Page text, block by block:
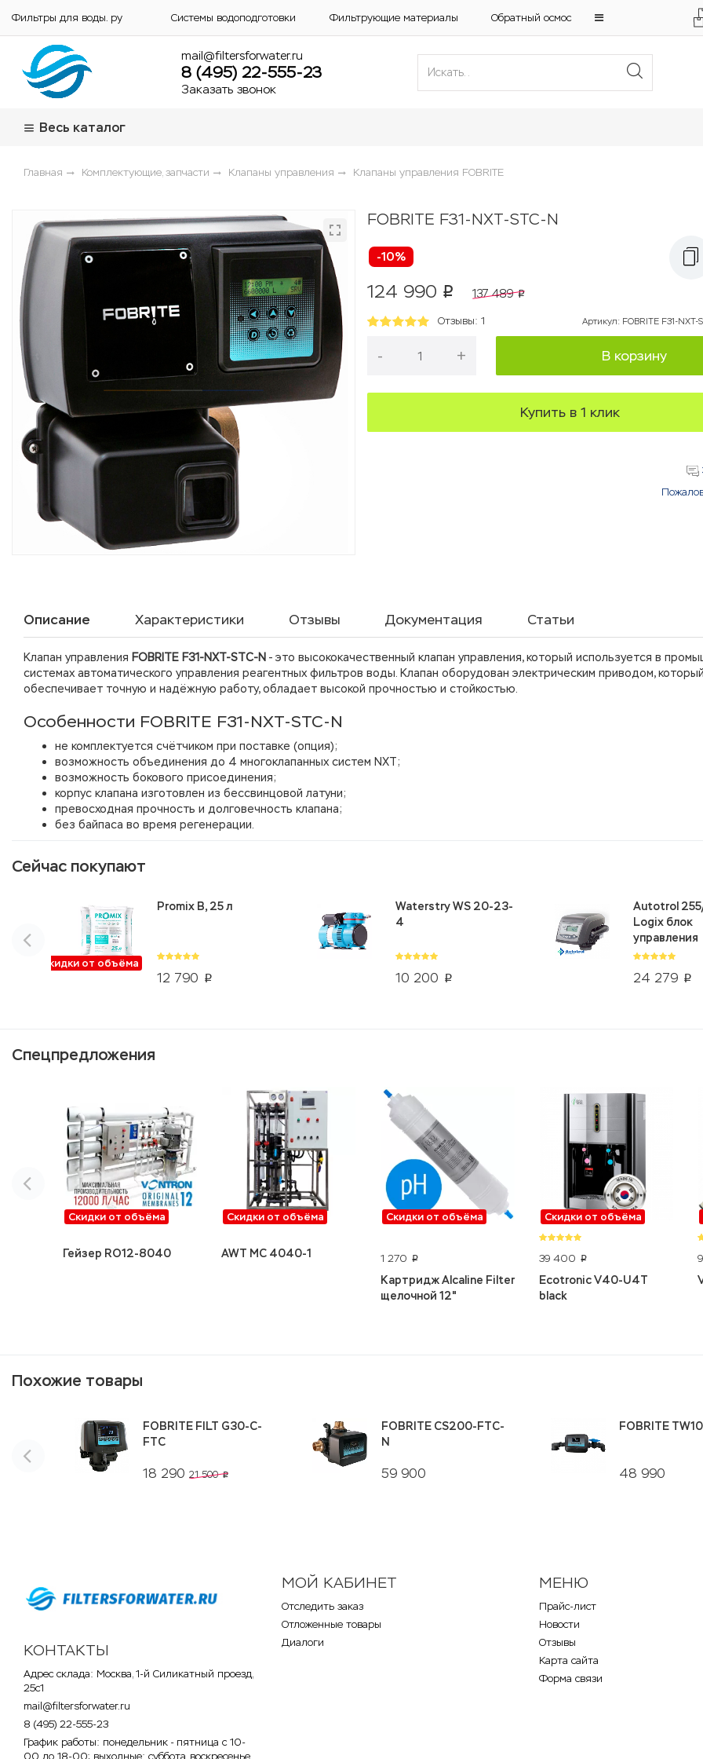
Фильтры для воды. ру Системы водоподготовки Фильтрующие материалы Обратный осмос
mail@filtersforwater.ru
8 (495) 22-555-23
Заказать звонок
Весь каталог
Главная Комплектующие, запчасти Клапаны управления Клапаны управления FOBRITE
FOBRITE F31-NXT-STC-N
-10%
124 990 p 137 489 p
Отзывы: 1 Артикул: FOBRITE F31-NXT-
- + В корзину
Купить в 1 клик
Описание Характеристики Отзывы Документация Статьи
Клапан управления FOBRITE F31-NXT-STC-N - это высококачественный клапан управления, который используется в
системах автоматического управления реагентных фильтров воды. Клапан оборудован электрическим приводом, который
обеспечивает точную и надёжную работу, обладает высокой прочностью и стойкостью.
Особенности FOBRITE F31-NXT-STC-N
не комплектуется счётчиком при поставке (опция);
возможность объединения до 4 многоклапанных систем NXT;
возможность бокового присоединения;
корпус клапана изготовлен из бессвинцовой латуни;
превосходная прочность и долговечность клапана;
без байпаса во время регенерации.
Сейчас покупают
Скидки от объёма
12 790 p
Promix B, 25 л
10 200 p
Waterstry WS 20-23-
4
24 279 p
Autotrol
Logix блок
управления
Спецпредложения
Скидки от объёма
Гейзер RO12-8040
Скидки от объёма
AWT MC 4040-1
Скидки от объёма
1 270 p
Картридж Alcaline Filter
щелочной 12"
Скидки от объёма
39 400 p
Ecotronic V40-U4T
black
Похожие товары
18 290 21 500p
FOBRITE FILT G30-C-
FTC
59 900
FOBRITE CS200-FTC-
N
48 990
FOBRITE
КОНТАКТЫ
Адрес склада: Москва, 1-й Силикатный проезд,
25с1
mail@filtersforwater.ru
8 (495) 22-555-23
График работы: понедельник - пятница с 10-
00 до 18-00; выходные: суббота, воскресенье,
МОЙ КАБИНЕТ
Отследить заказ
Отложенные товары
Диалоги
МЕНЮ
Прайс-лист
Новости
Отзывы
Карта сайта
Форма связи